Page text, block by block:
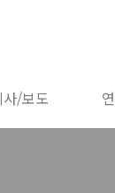
사/보도